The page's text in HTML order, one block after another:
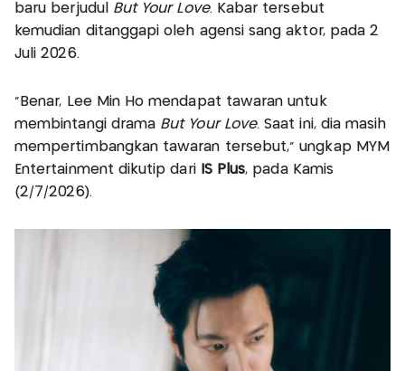
baru berjudul But Your Love. Kabar tersebut
kemudian ditanggapi oleh agensi sang aktor, pada 2
Juli 2026.
“Benar, Lee Min Ho mendapat tawaran untuk
membintangi drama But Your Love. Saat ini, dia masih
mempertimbangkan tawaran tersebut,” ungkap MYM
Entertainment dikutip dari IS Plus, pada Kamis
(2/7/2026).